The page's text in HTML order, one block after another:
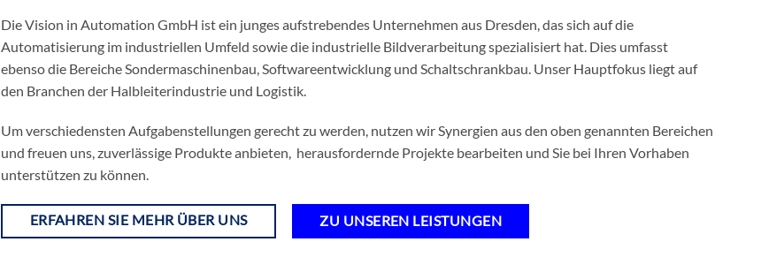
Die Vision in Automation GmbH ist ein junges aufstrebendes Unternehmen aus Dresden, das sich auf die
Automatisierung im industriellen Umfeld sowie die industrielle Bildverarbeitung spezialisiert hat. Dies umfasst
ebenso die Bereiche Sondermaschinenbau, Softwareentwicklung und Schaltschrankbau. Unser Hauptfokus liegt auf
den Branchen der Halbleiterindustrie und Logistik.
Um verschiedensten Aufgabenstellungen gerecht zu werden, nutzen wir Synergien aus den oben genannten Bereichen
und freuen uns, zuverlässige Produkte anbieten, herausfordernde Projekte bearbeiten und Sie bei Ihren Vorhaben
unterstützen zu können.
ERFAHREN SIE MEHR ÜBER UNS ZU UNSEREN LEISTUNGEN